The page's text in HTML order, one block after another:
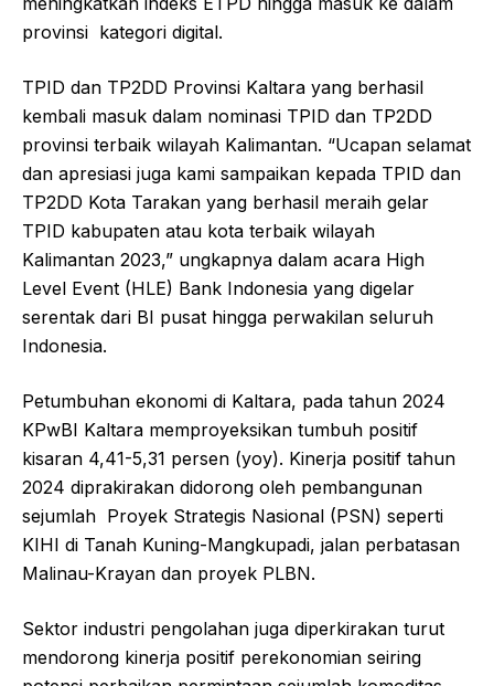
provinsi kategori digital.
TPID dan TP2DD Provinsi Kaltara yang berhasil
kembali masuk dalam nominasi TPID dan TP2DD
provinsi terbaik wilayah Kalimantan. “Ucapan selamat
dan apresiasi juga kami sampaikan kepada TPID dan
TP2DD Kota Tarakan yang berhasil meraih gelar
TPID kabupaten atau kota terbaik wilayah
Kalimantan 2023,” ungkapnya dalam acara High
Level Event (HLE) Bank Indonesia yang digelar
serentak dari BI pusat hingga perwakilan seluruh
Indonesia.
Petumbuhan ekonomi di Kaltara, pada tahun 2024
KPwBI Kaltara memproyeksikan tumbuh positif
kisaran 4,41-5,31 persen (yoy). Kinerja positif tahun
2024 diprakirakan didorong oleh pembangunan
sejumlah Proyek Strategis Nasional (PSN) seperti
KIHI di Tanah Kuning-Mangkupadi, jalan perbatasan
Malinau-Krayan dan proyek PLBN.
Sektor industri pengolahan juga diperkirakan turut
mendorong kinerja positif perekonomian seiring